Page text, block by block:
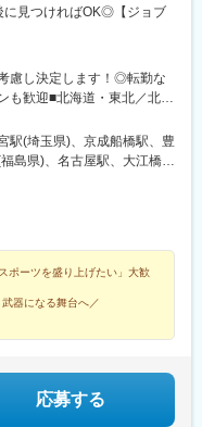
に見つければOK◎【ジョブ
し決定します！◎転勤な
歓迎■北海道・東北／北海
埼玉、千葉■中部／愛知■
、愛媛■九州／福岡、鹿児
煙
駅(埼玉県)、京成船橋駅、豊
島県)、名古屋駅、大江橋
駅、藤沢駅、海老名駅(相
、新宿御苑前駅、船橋
栄橋駅、京王八王子駅、
崎駅、京成千葉駅、桜木町
狸小路駅、仙台駅(地下
(京都市営)、紙屋町東駅、
旭橋駅、千葉駅
ポーツを盛り上げたい」大歓
器になる舞台へ／
応募する